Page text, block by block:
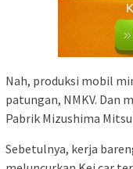
Nah, produksi mobil
patungan, NMKV. Dan
Pabrik Mizushima
Sebetulnya, kerja